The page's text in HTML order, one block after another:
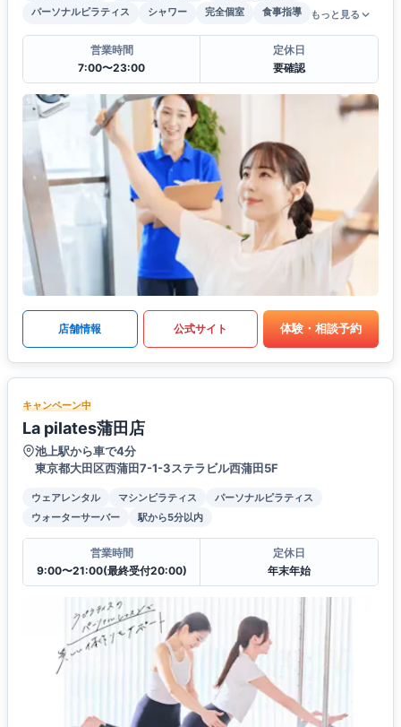
パーソナルピラティス
シャワー 完全個室 食事指導 もっと見る
営業時間
7:00〜23:00
定休日
要確認
店舗情報 公式サイト 体験・相談予約
キャンペーン中
La pilates蒲田店
池上駅から車で4分
東京都大田区西蒲田7-1-3ステラビル西蒲田5F
ウェアレンタル マシンピラティス
パーソナルピラティス
ウォーターサーバー
駅から5分以内
営業時間
9:00〜21:00(最終受付20:00)
定休日
年末年始